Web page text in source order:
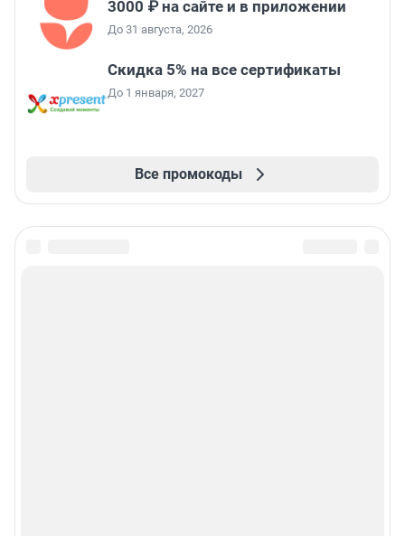
3000 ₽ на сайте и в приложении
До 31 августа, 2026
Скидка 5% на все сертификаты
До 1 января, 2027
Все промокоды